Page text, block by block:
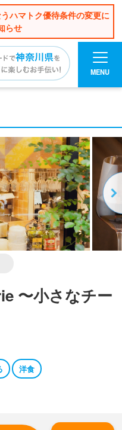
ハマトク優待条件の変更に
らせ
MENU
〜小さなチー
洋食